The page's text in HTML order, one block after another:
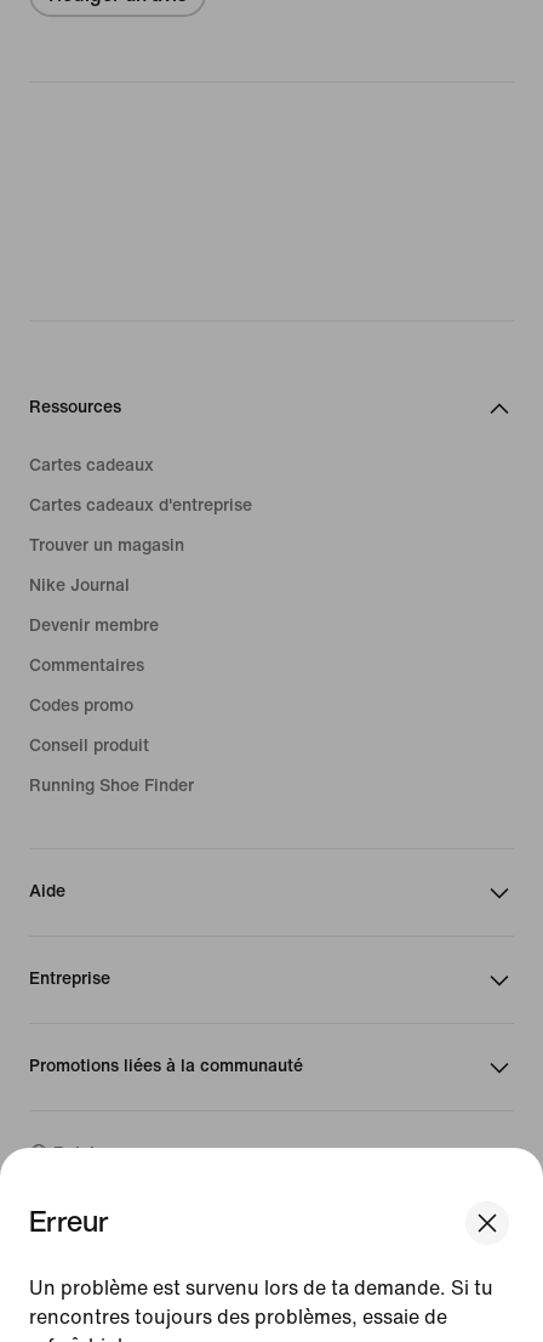
Update your location?
Erreur
Un problème est survenu lors de ta demande. Si tu
rencontres toujours des problèmes, essaie de
Ressources
Cartes cadeaux
Cartes cadeaux d'entreprise
Trouver un magasin
Nike Journal
Devenir membre
Commentaires
Codes promo
Conseil produit
Running Shoe Finder
Aide
Entreprise
Promotions liées à la communauté
Belgique
Conditions d'utilisation
Conditions générales de vente